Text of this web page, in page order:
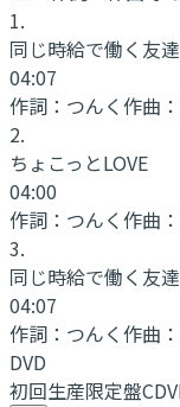
1.
同じ時給で働く友
04:07
作詞： つんく作曲：
2.
ちょこっとLOVE
04:00
作詞： つんく作曲：
3.
同じ時給で働く友
04:07
作詞： つんく作曲：
DVD
初回生産限定盤